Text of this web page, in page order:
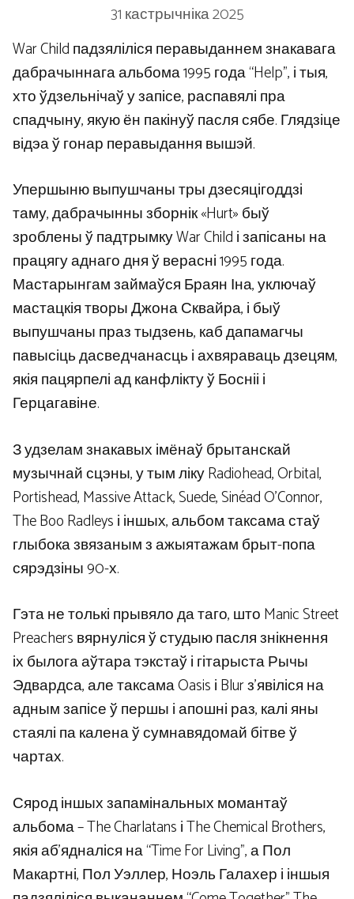
31 кастрычніка 2025
War Child падзяліліся перавыданнем знакавага
дабрачыннага альбома 1995 года “Help”, і тыя,
хто ўдзельнічаў у запісе, распавялі пра
спадчыну, якую ён пакінуў пасля сябе. Глядзіце
відэа ў гонар перавыдання вышэй.
Упершыню выпушчаны тры дзесяцігоддзі
таму, дабрачынны зборнік «Hurt» быў
зроблены ў падтрымку War Child і запісаны на
працягу аднаго дня ў верасні 1995 года.
Мастарынгам займаўся Браян Іна, уключаў
мастацкія творы Джона Сквайра, і быў
выпушчаны праз тыдзень, каб дапамагчы
павысіць дасведчанасць і ахвяраваць дзецям,
якія пацярпелі ад канфлікту ў Босніі і
Герцагавіне.
З удзелам знакавых імёнаў брытанскай
музычнай сцэны, у тым ліку Radiohead, Orbital,
Portishead, Massive Attack, Suede, Sinéad O’Connor,
The Boo Radleys і іншых, альбом таксама стаў
глыбока звязаным з ажыятажам брыт-попа
сярэдзіны 90-х.
Гэта не толькі прывяло да таго, што Manic Street
Preachers вярнуліся ў студыю пасля знікнення
іх былога аўтара тэкстаў і гітарыста Рычы
Эдвардса, але таксама Oasis і Blur з’явіліся на
адным запісе ў першы і апошні раз, калі яны
стаялі па калена ў сумнавядомай бітве ў
чартах.
Сярод іншых запамінальных момантаў
альбома – The Charlatans і The Chemical Brothers,
якія аб’ядналіся на “Time For Living”, а Пол
Макартні, Пол Уэллер, Ноэль Галахер і іншыя